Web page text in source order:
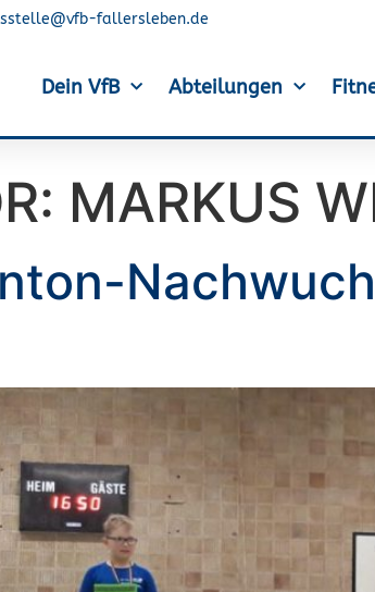
fallersleben.de
Dein VfB Abteilungen
MARKUS